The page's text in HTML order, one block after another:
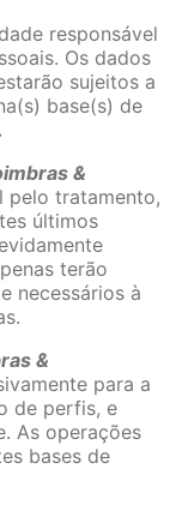
responsável
Os dados
sujeitos a
base(s) de
&
pelo tratamento,
últimos
terão
necessários à
&
para a
de perfis, e
As operações
bases de